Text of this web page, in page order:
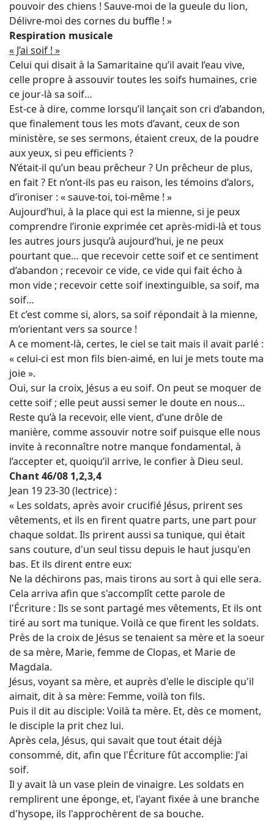
pouvoir des chiens ! Sauve-moi de la gueule du lion,
Délivre-moi des cornes du buffle ! »
Respiration musicale
« J’ai soif ! »
Celui qui disait à la Samaritaine qu’il avait l’eau vive,
celle propre à assouvir toutes les soifs humaines, crie
ce jour-là sa soif…
Est-ce à dire, comme lorsqu’il lançait son cri d’abandon,
que finalement tous les mots d’avant, ceux de son
ministère, se ses sermons, étaient creux, de la poudre
aux yeux, si peu efficients ?
N’était-il qu’un beau prêcheur ? Un prêcheur de plus,
en fait ? Et n’ont-ils pas eu raison, les témoins d’alors,
d’ironiser : « sauve-toi, toi-même ! »
Aujourd’hui, à la place qui est la mienne, si je peux
comprendre l’ironie exprimée cet après-midi-là et tous
les autres jours jusqu’à aujourd’hui, je ne peux
pourtant que… que recevoir cette soif et ce sentiment
d’abandon ; recevoir ce vide, ce vide qui fait écho à
mon vide ; recevoir cette soif inextinguible, sa soif, ma
soif…
Et c’est comme si, alors, sa soif répondait à la mienne,
m’orientant vers sa source !
A ce moment-là, certes, le ciel se tait mais il avait parlé :
« celui-ci est mon fils bien-aimé, en lui je mets toute ma
joie ».
Oui, sur la croix, Jésus a eu soif. On peut se moquer de
cette soif ; elle peut aussi semer le doute en nous…
Reste qu’à la recevoir, elle vient, d’une drôle de
manière, comme assouvir notre soif puisque elle nous
invite à reconnaître notre manque fondamental, à
l’accepter et, quoiqu’il arrive, le confier à Dieu seul.
Chant 46/08 1,2,3,4
Jean 19 23-30 (lectrice) :
« Les soldats, après avoir crucifié Jésus, prirent ses
vêtements, et ils en firent quatre parts, une part pour
chaque soldat. Ils prirent aussi sa tunique, qui était
sans couture, d'un seul tissu depuis le haut jusqu'en
bas. Et ils dirent entre eux:
Ne la déchirons pas, mais tirons au sort à qui elle sera.
Cela arriva afin que s'accomplît cette parole de
l'Écriture : Ils se sont partagé mes vêtements, Et ils ont
tiré au sort ma tunique. Voilà ce que firent les soldats.
Près de la croix de Jésus se tenaient sa mère et la soeur
de sa mère, Marie, femme de Clopas, et Marie de
Magdala.
Jésus, voyant sa mère, et auprès d'elle le disciple qu'il
aimait, dit à sa mère: Femme, voilà ton fils.
Puis il dit au disciple: Voilà ta mère. Et, dès ce moment,
le disciple la prit chez lui.
Après cela, Jésus, qui savait que tout était déjà
consommé, dit, afin que l'Écriture fût accomplie: J'ai
soif.
Il y avait là un vase plein de vinaigre. Les soldats en
remplirent une éponge, et, l'ayant fixée à une branche
d'hysope, ils l'approchèrent de sa bouche.